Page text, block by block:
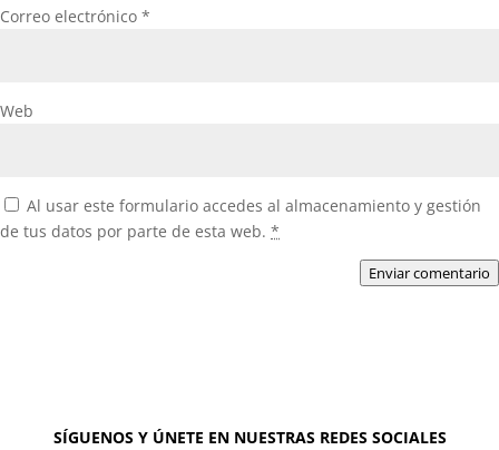
Correo electrónico *
Web
Al usar este formulario accedes al almacenamiento y gestión
de tus datos por parte de esta web. *
Enviar comentario
SÍGUENOS Y ÚNETE EN NUESTRAS REDES SOCIALES